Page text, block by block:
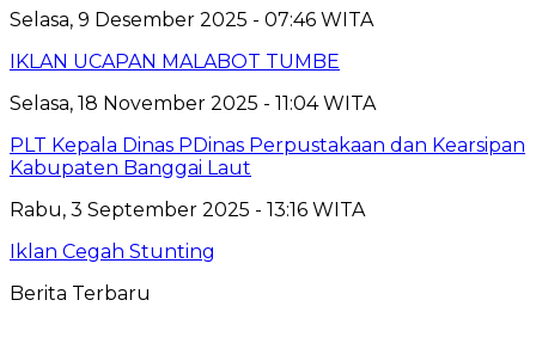
Selasa, 9 Desember 2025 - 07:46 WITA
IKLAN UCAPAN MALABOT TUMBE
Selasa, 18 November 2025 - 11:04 WITA
PLT Kepala Dinas PDinas Perpustakaan dan Kearsipan
Kabupaten Banggai Laut
Rabu, 3 September 2025 - 13:16 WITA
Iklan Cegah Stunting
Berita Terbaru